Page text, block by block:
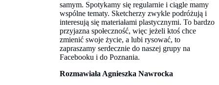
samym. Spotykamy się regularnie i ciągle mamy
wspólne tematy. Sketcherzy zwykle podróżują i
interesują się materiałami plastycznymi. To bardzo
przyjazna społeczność, więc jeżeli ktoś chce
zmienić swoje życie, a lubi rysować, to
zapraszamy serdecznie do naszej grupy na
Facebooku i do Poznania.
Rozmawiała Agnieszka Nawrocka